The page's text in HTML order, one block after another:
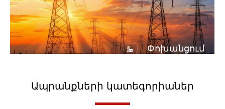
Փոխանցում
Ապրանքների կատեգորիաներ